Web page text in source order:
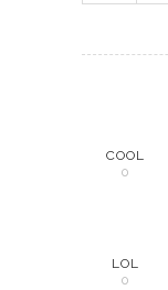
COOL
0
LOL
0